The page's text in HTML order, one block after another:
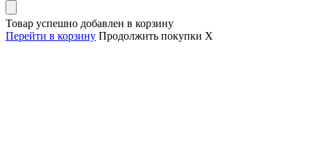
Товар успешно добавлен в корзину
Перейти в корзину Продолжить покупки X